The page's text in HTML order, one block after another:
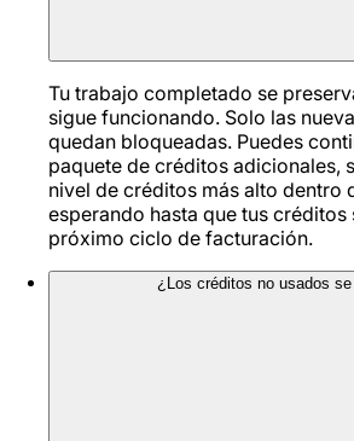
Tu trabajo completado se
sigue funcionando. Solo las
quedan bloqueadas. Puedes
paquete de créditos adicionales,
nivel de créditos más alto dentro
esperando hasta que tus créditos
próximo ciclo de facturación.
¿Los créditos no usados